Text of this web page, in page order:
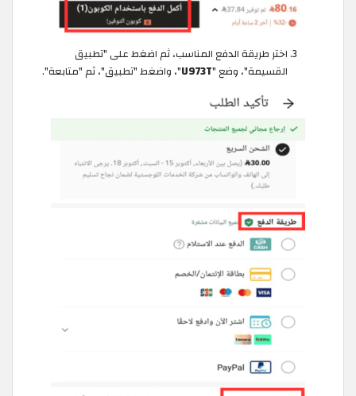
اختر طريقة الدفع المناسب، ثم اضغط على "تطبيق
القسيمة"، وضع "U973T"، واضغط "تطبيق"، ثم "متابعة".